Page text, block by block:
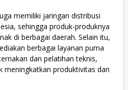
memiliki jaringan distribusi
sehingga produk-produknya
di berbagai daerah. Selain itu,
berbagai layanan purna
dan pelatihan teknis,
meningkatkan produktivitas dan